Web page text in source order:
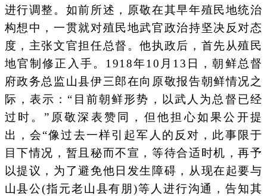
进行调整。如前所述，原敬在其早年殖民地统治
构想中，一贯就对殖民地武官政治持坚决反对态
度，主张文官担任总督。他执政后，首先从殖民
地官制修正入手。1918年10月13日，朝鲜总督
府政务总监山县伊三郎在向原敬报告朝鲜情况之
际，表示：“目前朝鲜形势，以武人为总督已经
过时。”原敬深表赞同，但他担心如果公开提
出，会“像过去一样引起军人的反对，此事限于
目下情况，暂且秘而不宣，等待合适时机，再予
以提议，为了避免他日发生障碍，从现在起要与
山县公(指元老山县有朋)等人进行沟通，告知其